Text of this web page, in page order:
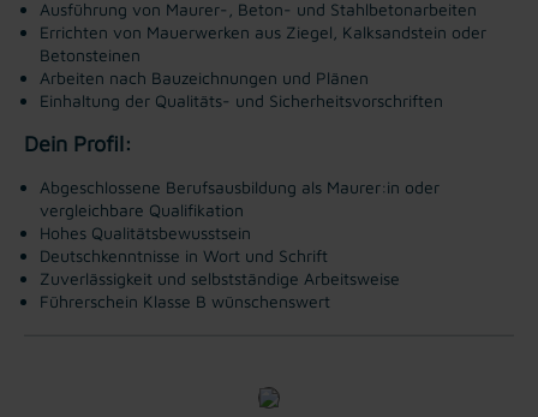
Ausführung von Maurer-, Beton- und Stahlbetonarbeiten
Errichten von Mauerwerken aus Ziegel, Kalksandstein oder
Betonsteinen
Arbeiten nach Bauzeichnungen und Plänen
Einhaltung der Qualitäts- und Sicherheitsvorschriften
Dein Profil:
Abgeschlossene Berufsausbildung als Maurer:in oder
vergleichbare Qualifikation
Hohes Qualitätsbewusstsein
Deutschkenntnisse in Wort und Schrift
Zuverlässigkeit und selbstständige Arbeitsweise
Führerschein Klasse B wünschenswert